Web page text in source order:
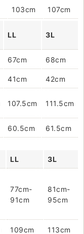
103cm 107cm
LL 3L
67cm 68cm
41cm 42cm
107.5cm 111.5cm
60.5cm 61.5cm
LL 3L
77cm-
91cm
81cm-
95cm
109cm 113cm